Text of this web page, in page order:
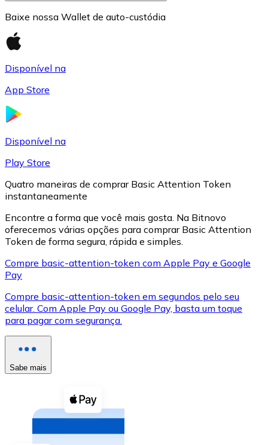
Ver tudo
Cupons cripto
Compre criptomoedas com dinheiro e outros
Transferência SEPA
Baixe nossa Wallet de auto-custódia
Disponível na
App Store
Disponível na
Play Store
Quatro maneiras de comprar Basic Attention Token
instantaneamente
Encontre a forma que você mais gosta. Na Bitnovo
oferecemos várias opções para comprar Basic Attention
Token de forma segura, rápida e simples.
Compre basic-attention-token com Apple Pay e Google
Pay
Compre basic-attention-token em segundos pelo seu
celular. Com Apple Pay ou Google Pay, basta um toque
para pagar com segurança.
Sabe mais